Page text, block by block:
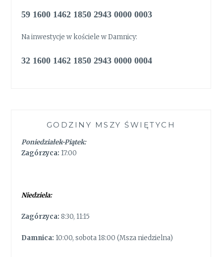
59 1600 1462 1850 2943 0000 0003
Na inwestycje w kościele w Damnicy:
32 1600 1462 1850 2943 0000 0004
GODZINY MSZY ŚWIĘTYCH
Poniedziałek-Piątek:
Zagórzyca: 17:00
Niedziela:
Zagórzyca: 8:30, 11:15
Damnica: 10:00, sobota 18:00 (Msza niedzielna)